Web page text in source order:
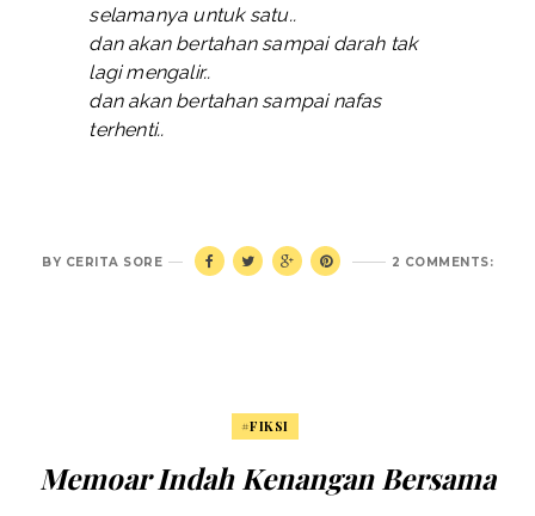
selamanya untuk satu..
dan akan bertahan sampai darah tak
lagi mengalir..
dan akan bertahan sampai nafas
terhenti..
2 COMMENTS:
BY CERITA SORE
#FIKSI
Memoar Indah Kenangan Bersama